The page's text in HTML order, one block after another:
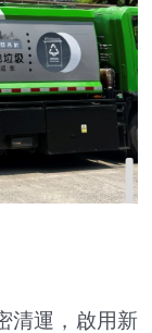
清運，啟用新